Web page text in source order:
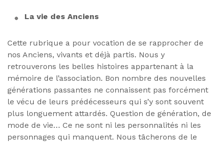
La vie des Anciens
Cette rubrique a pour vocation de se rapprocher de
nos Anciens, vivants et déjà partis. Nous y
retrouverons les belles histoires appartenant à la
mémoire de l’association. Bon nombre des nouvelles
générations passantes ne connaissent pas forcément
le vécu de leurs prédécesseurs qui s’y sont souvent
plus longuement attardés. Question de génération, de
mode de vie… Ce ne sont ni les personnalités ni les
personnages qui manquent. Nous tâcherons de le